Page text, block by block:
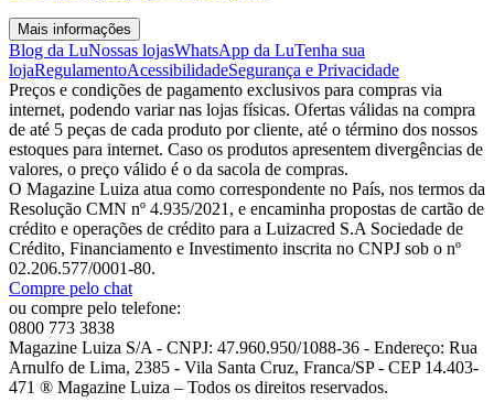
Mais informações
Blog da LuNossas lojasWhatsApp da LuTenha sua
lojaRegulamentoAcessibilidadeSegurança e Privacidade
Preços e condições de pagamento exclusivos para compras via
internet, podendo variar nas lojas físicas. Ofertas válidas na compra
de até 5 peças de cada produto por cliente, até o término dos nossos
estoques para internet. Caso os produtos apresentem divergências de
valores, o preço válido é o da sacola de compras.
O Magazine Luiza atua como correspondente no País, nos termos da
Resolução CMN nº 4.935/2021, e encaminha propostas de cartão de
crédito e operações de crédito para a Luizacred S.A Sociedade de
Crédito, Financiamento e Investimento inscrita no CNPJ sob o nº
02.206.577/0001-80.
Compre pelo chat
ou compre pelo telefone:
0800 773 3838
Magazine Luiza S/A - CNPJ: 47.960.950/1088-36 - Endereço: Rua
Arnulfo de Lima, 2385 - Vila Santa Cruz, Franca/SP - CEP 14.403-
471 ® Magazine Luiza – Todos os direitos reservados.